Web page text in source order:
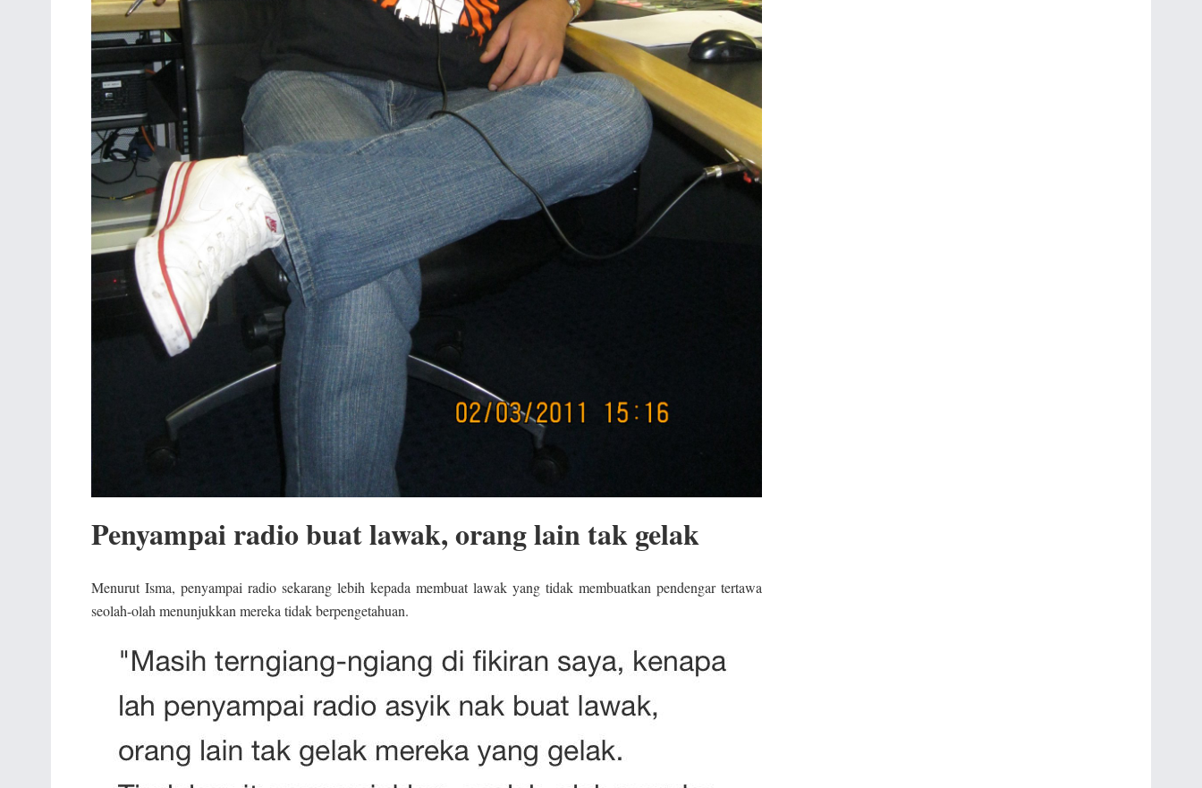
Penyampai radio buat lawak, orang lain tak gelak
Menurut Isma, penyampai radio sekarang lebih kepada membuat lawak yang tidak membuatkan pendengar tertawa
seolah-olah menunjukkan mereka tidak berpengetahuan.